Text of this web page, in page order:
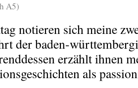
A5)
notieren sich meine
der baden-
erzählt ihnen
als